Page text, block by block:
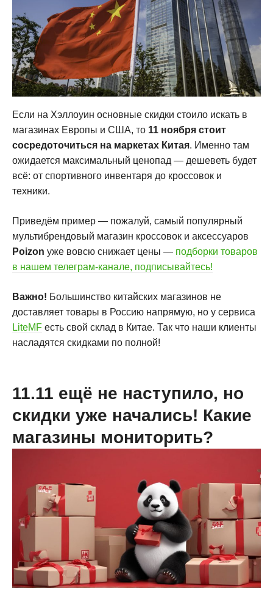
Если на Хэллоуин основные скидки стоило искать в
магазинах Европы и США, то 11 ноября стоит
сосредоточиться на маркетах Китая. Именно там
ожидается максимальный ценопад — дешеветь будет
всё: от спортивного инвентаря до кроссовок и
техники.
Приведём пример — пожалуй, самый популярный
мультибрендовый магазин кроссовок и аксессуаров
Poizon уже вовсю снижает цены — подборки товаров
в нашем телеграм-канале, подписывайтесь!
Важно! Большинство китайских магазинов не
доставляет товары в Россию напрямую, но у сервиса
LiteMF есть свой склад в Китае. Так что наши клиенты
насладятся скидками по полной!
11.11 ещё не наступило, но
скидки уже начались! Какие
магазины мониторить?